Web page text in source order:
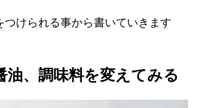
つけられる事から書いていきます
油、調味料を変えてみる